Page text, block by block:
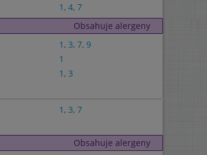
1 , 4, 7
Obsahuje alergeny
1 , 3, 7, 9
1
1 , 3
1 , 3, 7
Obsahuje alergeny